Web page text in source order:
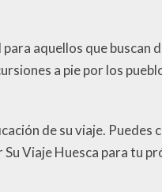
aquellos que buscan
a pie por los
de su viaje. Puedes
Viaje Huesca para tu